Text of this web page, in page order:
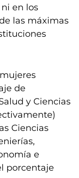
en los
las máximas
de
y Ciencias
Ciencias
e
porcentaje